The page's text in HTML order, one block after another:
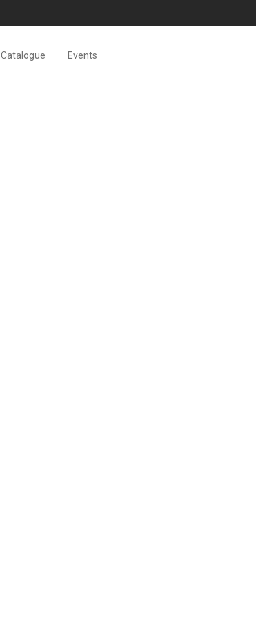
Catalogue Events